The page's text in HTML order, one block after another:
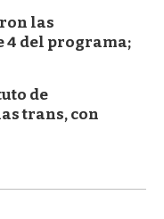
las
4 del programa;
de
trans, con